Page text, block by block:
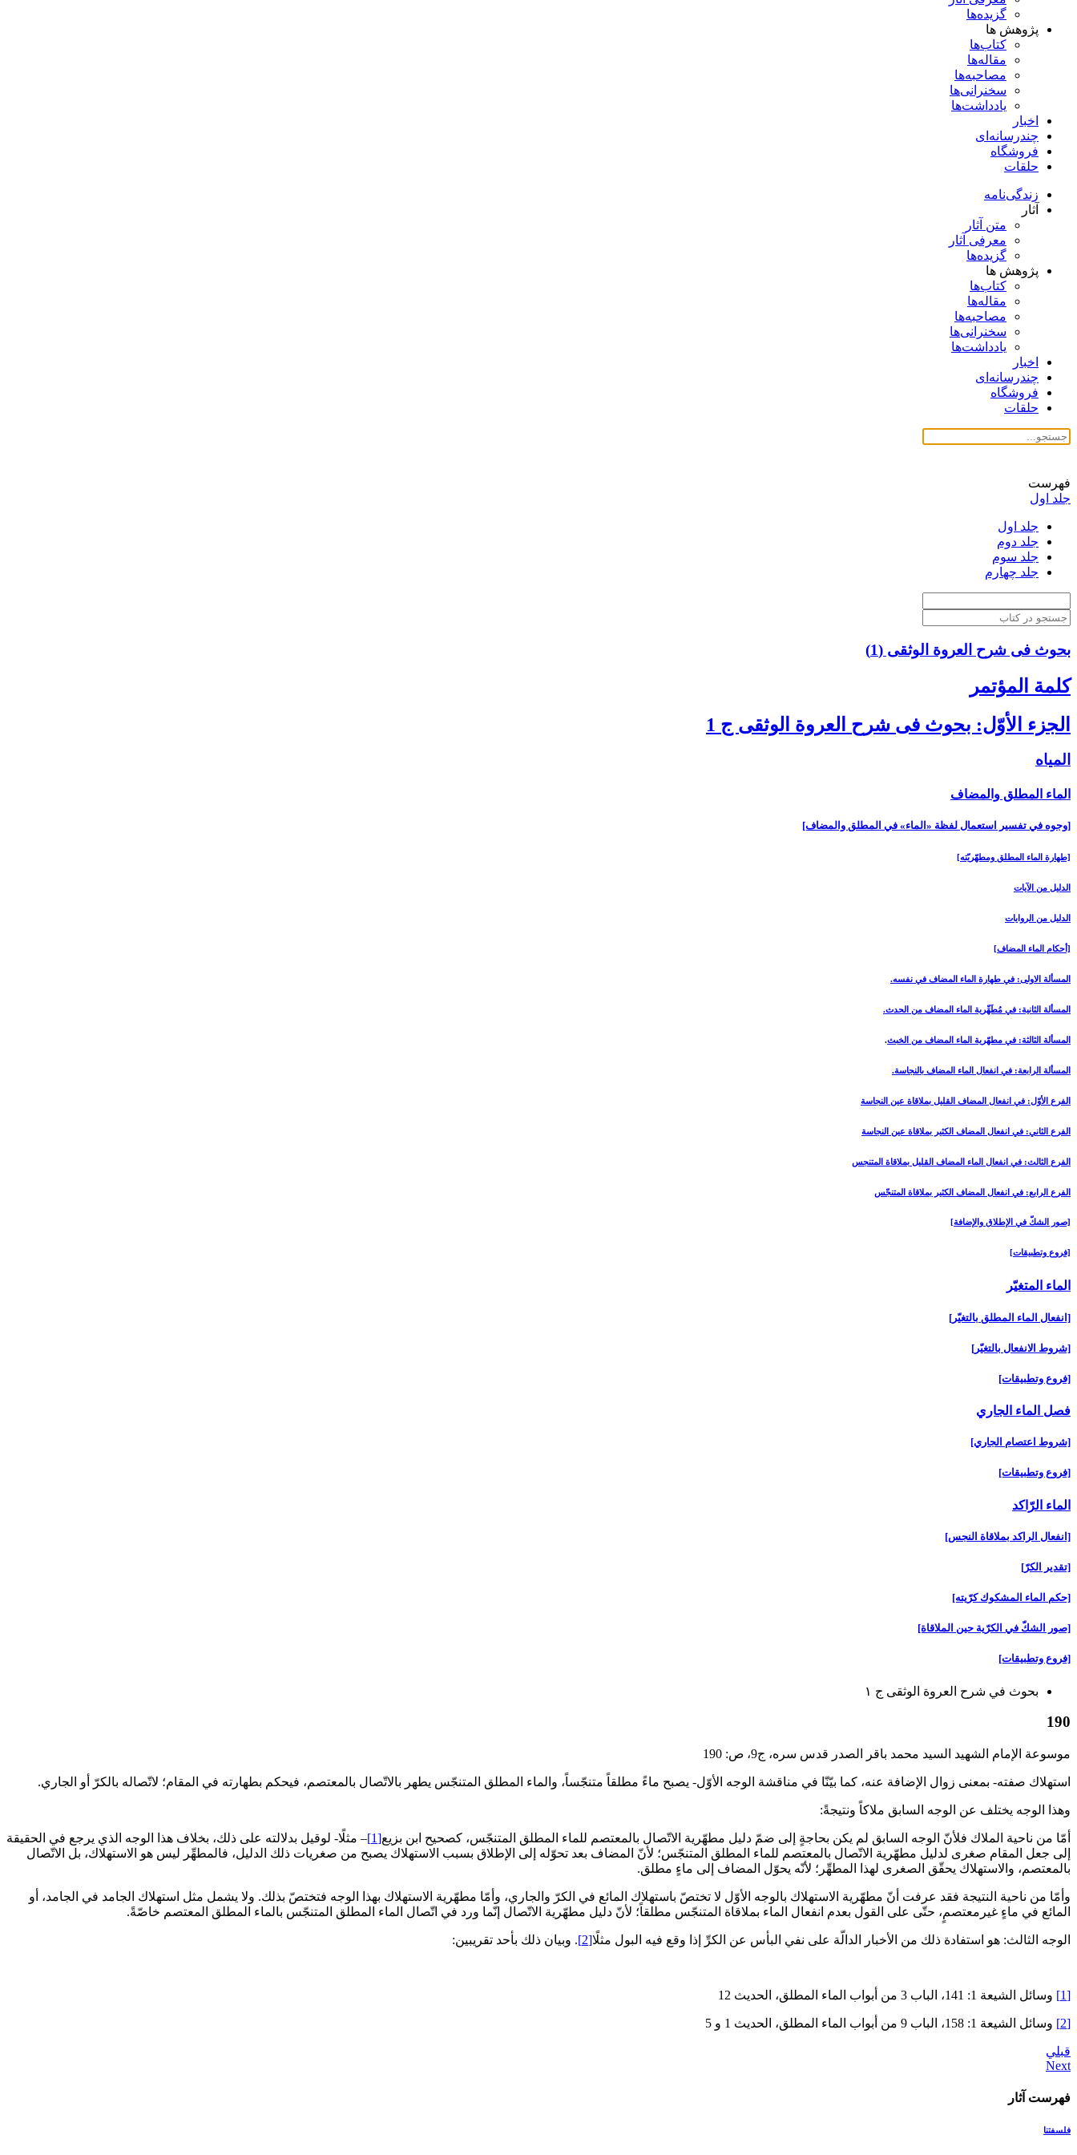
گزیده‌ها
پژوهش ها
کتاب‌ها
مقاله‌ها
مصاحبه‌ها
سخنرانی‌ها
یادداشت‌ها
اخبار
چندرسانه‌ای
فروشگاه
حلقات
زندگی‌نامه
آثار
متن آثار
معرفی آثار
گزیده‌ها
پژوهش ها
کتاب‌ها
مقاله‌ها
مصاحبه‌ها
سخنرانی‌ها
یادداشت‌ها
اخبار
چندرسانه‌ای
فروشگاه
حلقات
فهرست
جلد اول
جلد اول
جلد دوم
جلد سوم
جلد چهارم
بحوث فی شرح العروة الوثقی (1)
كلمة المؤتمر
الجزء الأوّل: بحوث فى شرح العروة الوثقى ج 1
المياه‏
الماء المطلق والمضاف‏
[وجوه في تفسير استعمال لفظة «الماء» في المطلق والمضاف‏]
[طهارة الماء المطلق ومطهّريّته‏]
الدليل من الآيات
الدليل من الروايات
[أحكام الماء المضاف‏]
المسألة الاولى: في طهارة الماء المضاف في نفسه.
المسألة الثانية: في مُطَهِّرية الماء المضاف من الحدث.
المسألة الثالثة: في مطهّرية الماء المضاف من الخبث.
المسألة الرابعة: في انفعال الماء المضاف بالنجاسة.
الفرع الأوّل: في انفعال المضاف القليل بملاقاة عين النجاسة
الفرع الثاني: في انفعال المضاف الكثير بملاقاة عين النجاسة
الفرع الثالث: في انفعال الماء المضاف القليل بملاقاة المتنجس
الفرع الرابع: في انفعال المضاف الكثير بملاقاة المتنجّس
[صور الشكّ في الإطلاق والإضافة]
[فروع وتطبيقات‏]
الماء المتغيّر
[انفعال الماء المطلق بالتغيّر]
[شروط الانفعال بالتغيّر]
[فروع وتطبيقات‏]
فصل الماء الجاري‏
[شروط اعتصام الجاري‏]
[فروع وتطبيقات‏]
الماء الرّاكد
[انفعال الراكد بملاقاة النجس‏]
[تقدير الكرّ]
[حكم الماء المشكوك كرّيته‏]
[صور الشكّ في الكرّية حين الملاقاة]
[فروع وتطبيقات‏]
بحوث في شرح العروة الوثقى ج ۱
190
موسوعة الإمام الشهيد السيد محمد باقر الصدر قدس سره، ج‏9، ص: 190
استهلاك صفته- بمعنى زوال الإضافة عنه، كما بيّنّا في مناقشة الوجه الأوّل- يصبح ماءً مطلقاً متنجّساً، والماء المطلق المتنجّس يطهر بالاتّصال بالمعتصم، فيحكم بطهارته في المقام؛ لاتّصاله بالكرّ أو الجاري.
وهذا الوجه يختلف عن الوجه السابق ملاكاً ونتيجةً:
أمّا من ناحية الملاك فلأنّ الوجه السابق لم يكن بحاجةٍ إلى ضمّ دليل مطهّرية الاتّصال بالمعتصم للماء المطلق المتنجّس، كصحيح ابن بزيع‏[1]
– مثلًا- لوقيل بدلالته على ذلك، بخلاف هذا الوجه الذي يرجع في الحقيقة
إلى جعل المقام صغرى لدليل مطهّرية الاتّصال بالمعتصم للماء المطلق المتنجّس؛ لأنّ المضاف بعد تحوّله إلى الإطلاق بسبب الاستهلاك يصبح من صغريات ذلك الدليل، فالمطهِّر ليس هو الاستهلاك، بل الاتّصال
بالمعتصم، والاستهلاك يحقّق الصغرى لهذا المطهِّر؛ لأنّه يحوّل المضاف إلى ماءٍ مطلق.
وأمّا من ناحية النتيجة فقد عرفت أنّ مطهّرية الاستهلاك بالوجه الأوّل لا تختصّ باستهلاك المائع في الكرّ والجاري، وأمّا مطهّرية الاستهلاك بهذا الوجه فتختصّ بذلك. ولا يشمل مثل استهلاك الجامد في الجامد، أو
المائع في ماءٍ غيرمعتصمٍ، حتّى على القول بعدم انفعال الماء بملاقاة المتنجّس مطلقاً؛ لأنّ دليل مطهّرية الاتّصال إنّما ورد في اتّصال الماء المطلق المتنجّس بالماء المطلق المعتصم خاصّةً.
الوجه الثالث: هو استفادة ذلك من الأخبار الدالّة على نفي البأس عن الكرِّ إذا وقع فيه البول مثلًا[2] . وبيان ذلك بأحد تقريبين:
[1] وسائل الشيعة 1: 141، الباب 3 من أبواب الماء المطلق، الحديث 12
[2] وسائل الشيعة 1: 158، الباب 9 من أبواب الماء المطلق، الحديث 1 و 5
قبلي
فهرست آثار
فلسفتنا